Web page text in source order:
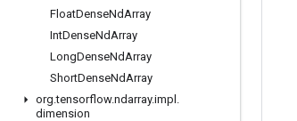
FloatDenseNdArray
IntDenseNdArray
LongDenseNdArray
ShortDenseNdArray
org.tensorflow.ndarray.impl .
dimension